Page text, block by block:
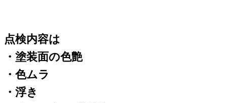
点検内容は
・塗装面の色艶
・色ムラ
・浮き